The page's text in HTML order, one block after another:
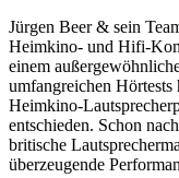
Jürgen Beer & sein
Heimkino- und Hifi-
einem
umfangreichen Hörtests
Heimkino-
entschieden. Schon
britische
überzeugende